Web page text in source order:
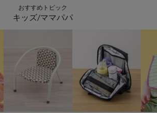
おすすめトピック
キッズ/ママパパ